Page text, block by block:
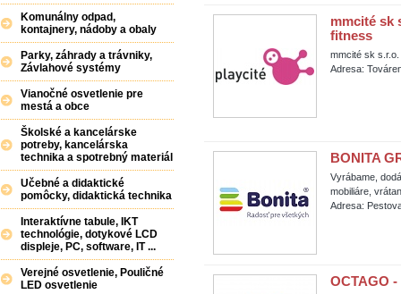
Komunálny odpad,
kontajnery, nádoby a obaly
Parky, záhrady a trávniky,
Závlahové systémy
Vianočné osvetlenie pre
mestá a obce
Školské a kancelárske
potreby, kancelárska
technika a spotrebný materiál
Učebné a didaktické
pomôcky, didaktická technika
Interaktívne tabule, IKT
technológie, dotykové LCD
displeje, PC, software, IT ...
Verejné osvetlenie, Pouličné
LED osvetlenie
mmcité sk
fitness
mmcité sk
Adresa:
BONITA
Vyrábame,
mobiliáre,
Adresa:
OCTAGO